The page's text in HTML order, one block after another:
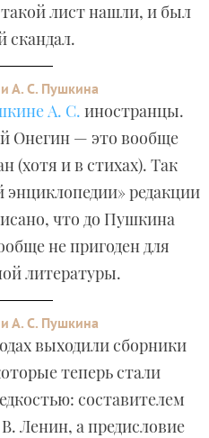
лист нашли, и был
скандал.
А. С. Пушкина
А. С. иностранцы.
Онегин — это вообще
(хотя и в стихах). Так
редакции
что до Пушкина
не пригоден для
литературы.
А. С. Пушкина
выходили сборники
теперь стали
составителем
Ленин, а предисловие